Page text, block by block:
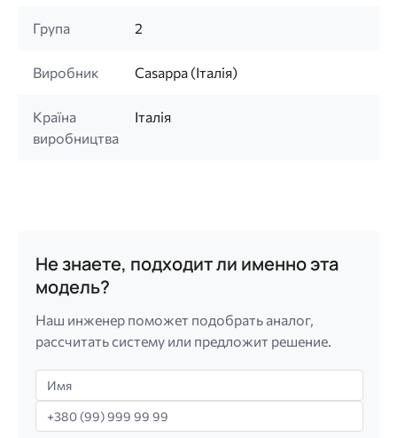
Група 2
Виробник Casappa (Італія)
Країна
виробництва
Італія
Не знаете, подходит ли именно эта
модель?
Наш инженер поможет подобрать аналог,
рассчитать систему или предложит решение.
Имя
Телефон